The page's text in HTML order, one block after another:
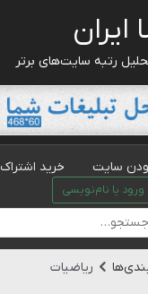
ایران
رتبه سایت‌های برتر
سایت خرید اشتراک
ورود یا نام‌نویسی
ریاضیات